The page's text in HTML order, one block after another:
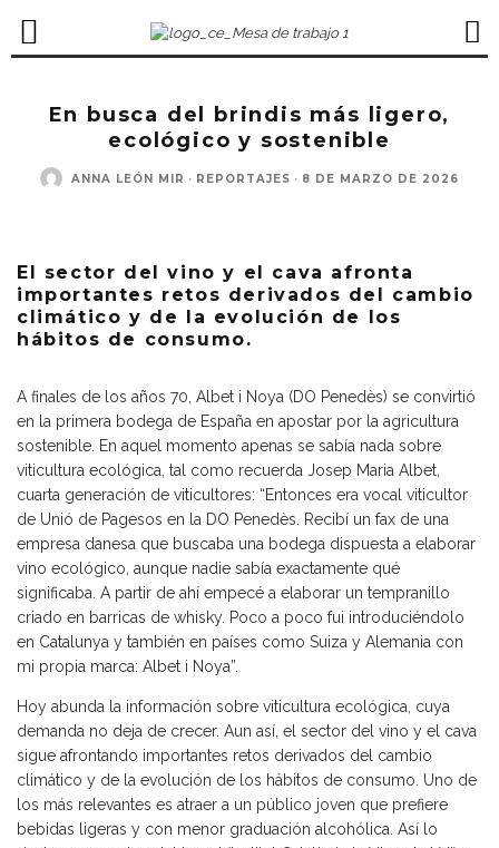
En busca del brindis más ligero,
ecológico y sostenible
ANNA LEÓN MIR · REPORTAJES · 8 DE MARZO DE 2026
El sector del vino y el cava afronta
importantes retos derivados del cambio
climático y de la evolución de los
hábitos de consumo.
A finales de los años 70, Albet i Noya (DO Penedès) se convirtió
en la primera bodega de España en apostar por la agricultura
sostenible. En aquel momento apenas se sabía nada sobre
viticultura ecológica, tal como recuerda Josep Maria Albet,
cuarta generación de viticultores: “Entonces era vocal viticultor
de Unió de Pagesos en la DO Penedès. Recibí un fax de una
empresa danesa que buscaba una bodega dispuesta a elaborar
vino ecológico, aunque nadie sabía exactamente qué
significaba. A partir de ahí empecé a elaborar un tempranillo
criado en barricas de whisky. Poco a poco fui introduciéndolo
en Catalunya y también en países como Suiza y Alemania con
mi propia marca: Albet i Noya”.
Hoy abunda la información sobre viticultura ecológica, cuya
demanda no deja de crecer. Aun así, el sector del vino y el cava
sigue afrontando importantes retos derivados del cambio
climático y de la evolución de los hábitos de consumo. Uno de
los más relevantes es atraer a un público joven que prefiere
bebidas ligeras y con menor graduación alcohólica. Así lo